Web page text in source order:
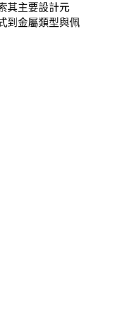
其主要設計元
到金屬類型與佩